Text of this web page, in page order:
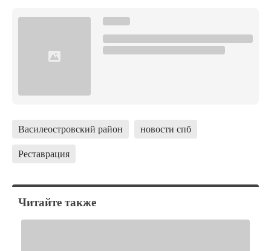
Василеостровский район
новости спб
Реставрация
Читайте также